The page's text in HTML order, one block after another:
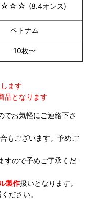
☆ ☆ ☆ (8.4オンス)
ベトナム
10枚〜
ます
品となります
でお気軽にご連絡下さ
もございます。予めご
すので予めご了承くだ
製作扱いとなります。
ださい。